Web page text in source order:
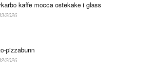
kaffe mocca ostekake i glass
2026
pizzabunn
2026